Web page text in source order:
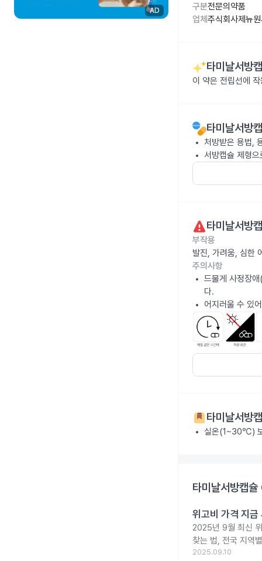
AD
구분전문의약품
업체 주식회사제뉴
타미날서방
이 약은 전립선에
타미날서방
처방받은 용법,
서방캡슐 제형
타미날서방
부작용
발진, 가려움, 심한
주의사항
드물게 사정장
다.
어지러울 수 있
타미날서방
실온(1~30℃)
타미날서방캡
위고비 가격 지금
2025년 9월 최신
찾는 법, 전국 지역
2025.09.10